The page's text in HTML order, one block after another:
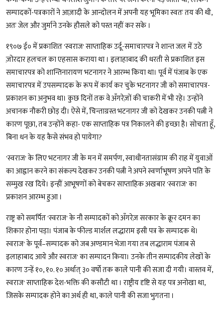
सम्पादकों-पत्रकारों ने आज़ादी के आन्दोलन में अपनी यह भूमिका स्वतः तय की थी,
अतः जेल और जुर्माने उनके हौसले को पस्त नहीं कर सके ।
१९०७ ई० में प्रकाशित 'स्वराज' साप्ताहिक उर्दू-समाचारपत्र ने शान्त जल में उठे
ज़ोरदार हलचल का एहसास कराया था । इलाहाबाद की धरती से प्रकाशित इस
समाचारपत्र को शान्तिनारायण भटनागर ने आरम्भ किया था। पूर्व में पंजाब के एक
समाचारपत्र में उपसम्पादक के रूप में कार्य कर चुके भटनागर जी को समाचारपत्र-
प्रकाशन का अनुभव था। कुछ दिनों तक वे अँगरेज़ों की चाकरी में भी रहे। उन्होंने
अचानक नौकरी छोड़ दी। ऐसे में, चिन्ताग्रस्त भटनागर जी को देखकर उनकी पत्नी ने
कारण पूछा, तब उन्होंने कहा- एक साप्ताहिक पत्र निकालने की इच्छा है। सोचता हूँ,
बिना धन के यह कैसे संभव हो पायेगा?
'स्वराज' के लिए भटनागर जी के मन में समर्पण, स्वाधीनतासंग्राम की राह में युवाओं
का आह्वान करने का संकल्प देखकर उनकी पत्नी ने अपने स्वर्णाभूषण अपने पति के
सम्मुख रख दिये। इन्हीं आभूषणों को बेचकर साप्ताहिक अखबार 'स्वराज' का
प्रकाशन आरम्भ हुआ ।
राष्ट्र को समर्पित 'स्वराज' के नौ सम्पादकों को अँगरेज़ सरकार के क्रूर दमन का
शिकार होना पड़ा। पंजाब के फील्ड मार्शल लद्धाराम इसी पत्र के सम्पादक थे।
स्वराज' के पूर्व–सम्पादक को जब अण्डमान भेजा गया तब लद्धाराम पंजाब से
इलाहाबाद आये और स्वराज' का सम्पादन किया। उनके तीन सम्पादकीय लेखों के
कारण उन्हें १०, १०. १० अर्थात् ३० वर्षो तक काले पानी की सजा दी गयी। वास्तव में,
स्वराज' साप्ताहिक देश-भक्ति की कसौटी था । राष्ट्रीय दृष्टि से यह पत्र अनोखा था,
जिसके सम्पादक होने का अर्थ ही था, काले पानी की सजा भुगतना ।